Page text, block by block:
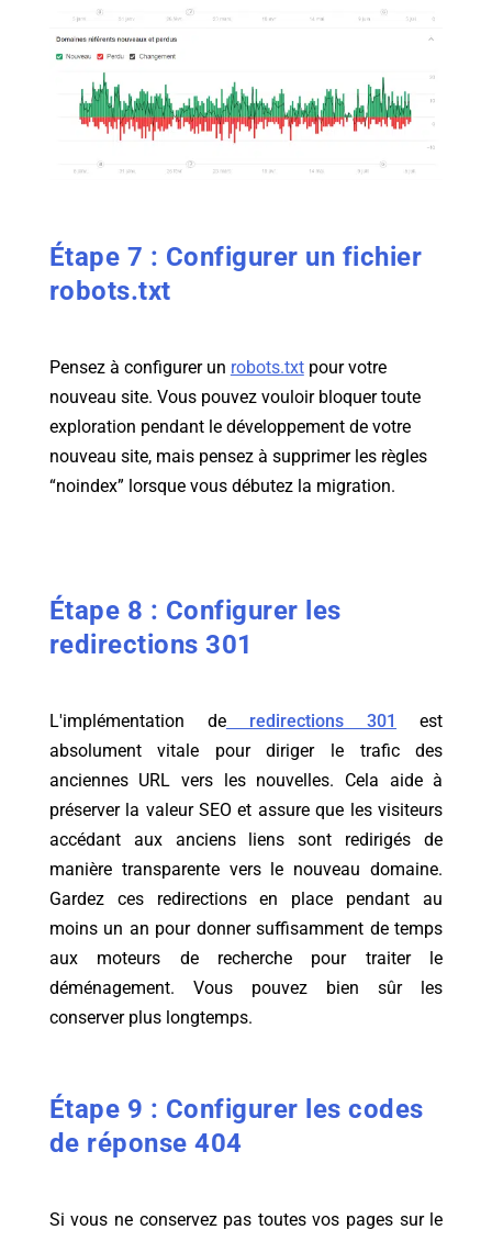
Étape 7 : Configurer un fichier
robots.txt
Pensez à configurer un robots.txtpour votre
nouveau site. Vous pouvez vouloir bloquer toute
exploration pendant le développement de votre
nouveau site, mais pensez à supprimer les règles
“noindex” lorsque vous débutez la migration.
Étape 8 : Configurer les
redirections 301
L'implémentation deredirections 301
est
absolument vitale pour diriger le trafic des
anciennes URL vers les nouvelles. Cela aide à
préserver la valeur SEO et assure que les visiteurs
accédant aux anciens liens sont redirigés de
manière transparente vers le nouveau domaine.
Gardez ces redirections en place pendant au
moins un an pour donner suffisamment de temps
aux moteurs de recherche pour traiter le
déménagement. Vous pouvez bien sûr les
conserver plus longtemps.
Étape 9 : Configurer les codes
de réponse 404
Si vous ne conservez pas toutes vos pages sur le